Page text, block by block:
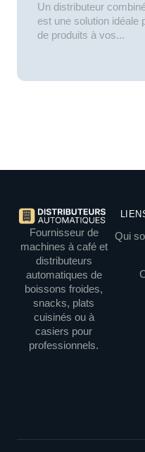
Un distributeur
est une solution idéale
de produits à vos...
Fournisseur de
machines à café et
distributeurs
automatiques de
boissons froides,
snacks, plats
cuisinés ou à
casiers pour
professionnels.
Qui